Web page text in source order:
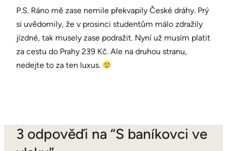
P.S. Ráno mě zase nemile překvapily České dráhy. Prý
si uvědomily, že v prosinci studentům málo zdražily
jízdné, tak musely zase podražit. Nyní už musím platit
za cestu do Prahy 239 Kč. Ale na druhou stranu,
nedejte to za ten luxus.
3 odpověďi na “S baníkovci ve